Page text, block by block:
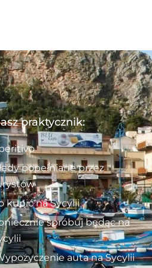
praktycznik:
popełniane przez
kupić na Sycylii
spróbuj będąc na
auta na Sycylii